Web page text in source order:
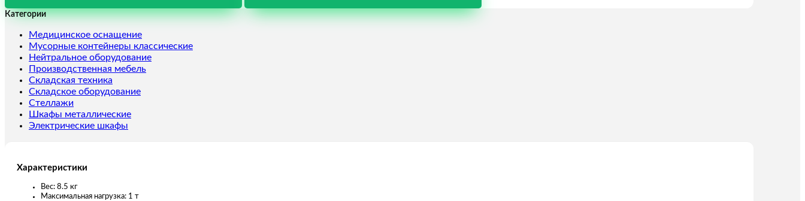
TOR
2500W
(г/
п
1,0
т,
длина
ленты
10
м)
Категории
Медицинское оснащение
Мусорные контейнеры классические
Нейтральное оборудование
Производственная мебель
Складская техника
Складское оборудование
Стеллажи
Шкафы металлические
Электрические шкафы
Характеристики
Вес: 8.5 кг
Максимальная нагрузка: 1 т